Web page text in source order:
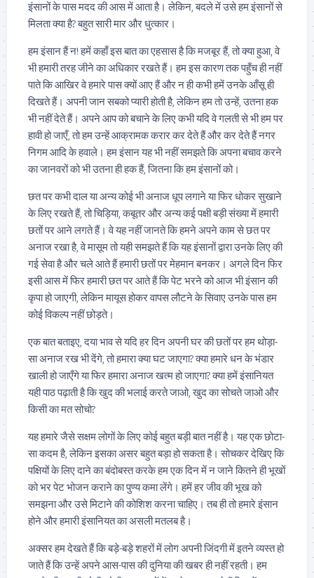
इंसानों के पास मदद की आस में आता है। लेकिन, बदले में उसे हम इंसानों से
मिलता क्या है? बहुत सारी मार और धुत्कार।
हम इंसान हैं न! हमें कहाँ इस बात का एहसास है कि मजबूर हैं, तो क्या हुआ, वे
भी हमारी तरह जीने का अधिकार रखते हैं। हम इस कारण तक पहुँच ही नहीं
पाते कि आखिर वे हमारे पास क्यों आए हैं और न ही कभी हमें उनके आँसू ही
दिखते हैं। अपनी जान सबको प्यारी होती है, लेकिन हम तो उन्हें, उतना हक
भी नहीं देते हैं। अपने आप को बचाने के लिए कभी यदि वे गलती से भी हम पर
हावी हो जाएँ, तो हम उन्हें आक्रामक करार कर देते हैं और कर देते हैं नगर
निगम आदि के हवाले। हम इंसान यह भी नहीं समझते कि अपना बचाव करने
का जानवरों को भी उतना ही हक हैं, जितना कि हम इंसानों को।
छत पर कभी दाल या अन्य कोई भी अनाज धूप लगाने या फिर धोकर सुखाने
के लिए रखते हैं, तो चिड़िया, कबूतर और अन्य कई पक्षी बड़ी संख्या में हमारी
छतों पर आने लगते हैं। वे यह नहीं जानते कि हमने अपने काम से छत पर
अनाज रखा है, वे मासूम तो यही समझते हैं कि यह इंसानों द्वारा उनके लिए की
गई सेवा है और चले आते हैं हमारी छतों पर मेहमान बनकर। अगले दिन फिर
इसी आस में फिर हमारी छत पर आते हैं कि पेट भरने को आज भी इंसान की
कृपा हो जाएगी, लेकिन मायूस होकर वापस लौटने के सिवाए उनके पास हम
कोई विकल्प नहीं छोड़ते।
एक बात बताइए, दया भाव से यदि हर दिन अपनी घर की छतों पर हम थोड़ा-
सा अनाज रख भी देंगे, तो हमारा क्या घट जाएगा? क्या हमारे धन के भंडार
खाली हो जाएँगे या फिर हमारा अनाज खत्म हो जाएगा? क्या हमें इंसानियत
यही पाठ पढ़ाती है कि खुद की भलाई करते जाओ, खुद का सोचते जाओ और
किसी का मत सोचो?
यह हमारे जैसे सक्षम लोगों के लिए कोई बहुत बड़ी बात नहीं है। यह एक छोटा-
सा कदम है, लेकिन इसका असर बहुत बड़ा हो सकता है। सोचकर देखिए कि
पक्षियों के लिए दाने का बंदोबस्त करके हम एक दिन में न जाने कितने ही भूखों
को भर पेट भोजन कराने का पुण्य कमा लेंगे। हमें हर जीव की भूख को
समझना और उसे मिटाने की कोशिश करना चाहिए। तब ही तो हमारे इंसान
होने और हमारी इंसानियत का असली मतलब है।
अक्सर हम देखते हैं कि बड़े-बड़े शहरों में लोग अपनी जिंदगी में इतने व्यस्त हो
जाते हैं कि उन्हें अपने आस-पास की दुनिया की खबर ही नहीं रहती। हम